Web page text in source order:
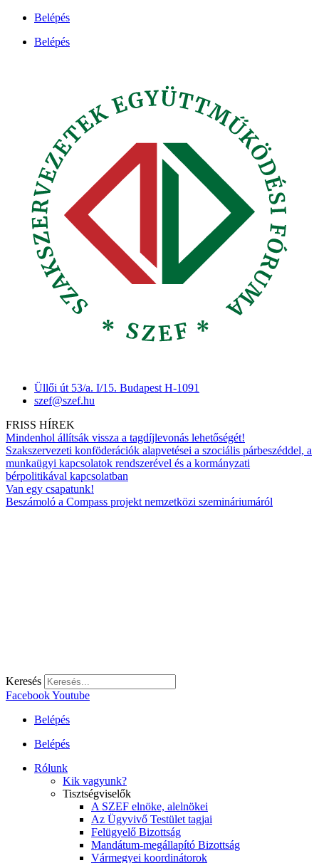
Ugrás
tartalomhoz
Belépés
Belépés
Üllői út 53/a. I/15. Budapest H-1091
szef@szef.hu
FRISS HÍREK
Mindenhol állítsák vissza a tagdíjlevonás lehetőségét!
Szakszervezeti konföderációk alapvetései a szociális párbeszéddel, a
munkaügyi kapcsolatok rendszerével és a kormányzati
bérpolitikával kapcsolatban
Van egy csapatunk!
Beszámoló a Compass projekt nemzetközi szemináriumáról
Keresés
FacebookYoutube
Belépés
Belépés
Rólunk
Kik vagyunk?
Tisztségviselők
A SZEF elnöke, alelnökei
Az Ügyvivő Testület tagjai
Felügyelő Bizottság
Mandátum-megállapító Bizottság
Vármegyei koordinátorok